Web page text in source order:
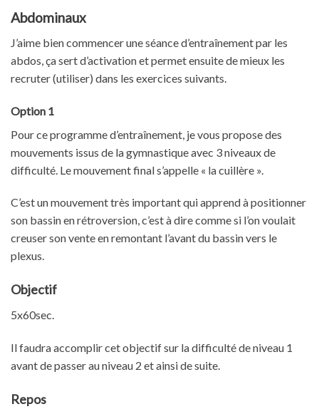
Abdominaux
J’aime bien commencer une séance d’entraînement par les
abdos, ça sert d’activation et permet ensuite de mieux les
recruter (utiliser) dans les exercices suivants.
Option 1
Pour ce programme d’entraînement, je vous propose des
mouvements issus de la gymnastique avec 3 niveaux de
difficulté. Le mouvement final s’appelle « la cuillère ».
C’est un mouvement très important qui apprend à positionner
son bassin en rétroversion, c’est à dire comme si l’on voulait
creuser son vente en remontant l’avant du bassin vers le
plexus.
Objectif
5x60sec.
Il faudra accomplir cet objectif sur la difficulté de niveau 1
avant de passer au niveau 2 et ainsi de suite.
Repos